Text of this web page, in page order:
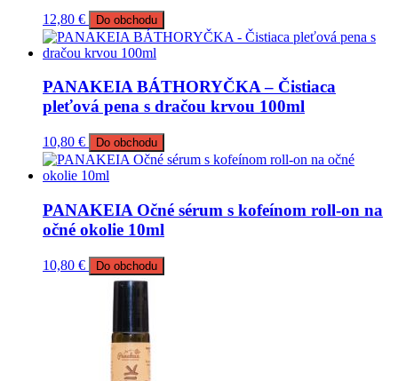
12,80 € Do obchodu
PANAKEIA BÁTHORYČKA – Čistiaca
pleťová pena s dračou krvou 100ml
10,80 € Do obchodu
PANAKEIA Očné sérum s kofeínom roll-on na
očné okolie 10ml
10,80 € Do obchodu